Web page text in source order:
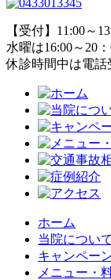
【受付】11:00～
水曜は16:00～20
休診時間中は電話
ホーム
当院について
キャンペー
メニュー・